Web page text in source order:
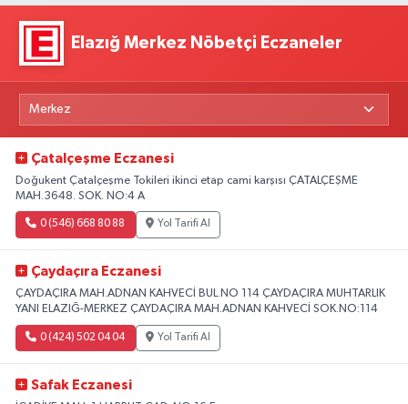
Elazığ Merkez Nöbetçi Eczaneler
Çatalçeşme Eczanesi
Doğukent Çatalçeşme Tokileri ikinci etap cami karşısı ÇATALÇEŞME
MAH.3648. SOK. NO:4 A
0 (546) 668 80 88 Yol Tarifi Al
Çaydaçıra Eczanesi
ÇAYDAÇIRA MAH.ADNAN KAHVECİ BUL.NO 114 ÇAYDAÇIRA MUHTARLIK
YANI ELAZIĞ-MERKEZ ÇAYDAÇIRA MAH.ADNAN KAHVECİ SOK.NO:114
0 (424) 502 04 04 Yol Tarifi Al
Safak Eczanesi